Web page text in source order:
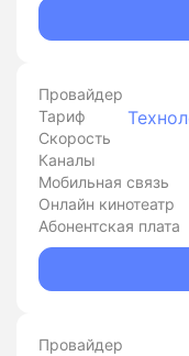
Провайдер
Тариф
Скорость
Каналы
Мобильная связь
Онлайн кинотеатр
Абонентская плата
Провайдер